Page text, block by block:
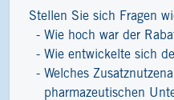
Stellen Sie sich Fragen
Wie hoch war der
Wie entwickelte sich
Welches
pharmazeutischen